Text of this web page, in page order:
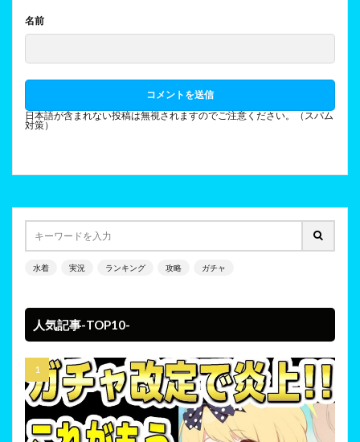
名前
日本語が含まれない投稿は無視されますのでご注意ください。（スパム
対策）
水着 実況 ランキング 攻略 ガチャ
人気記事-TOP10-